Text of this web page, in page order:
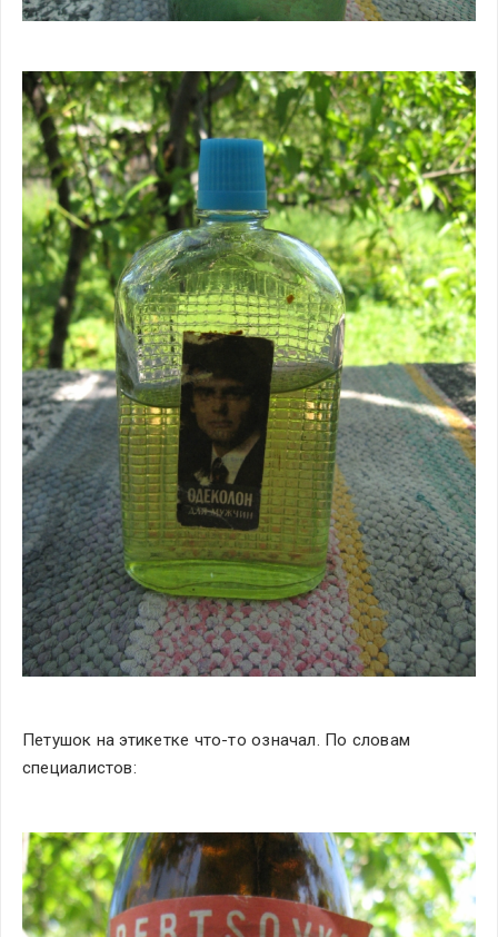
Петушок на этикетке что-то означал. По словам
специалистов: